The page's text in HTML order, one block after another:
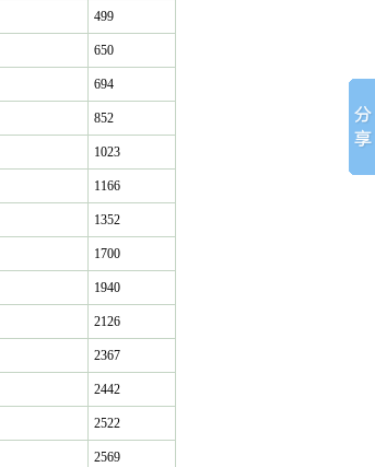
499
650
694
852
1023
1166
1352
1700
1940
2126
2367
2442
2522
2569